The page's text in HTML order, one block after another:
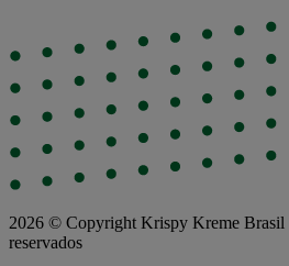
2026 © Copyright Krispy Kreme Brasil
reservados